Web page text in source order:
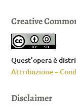
Creative
Quest’opera è
Attribuzione –
Disclaimer